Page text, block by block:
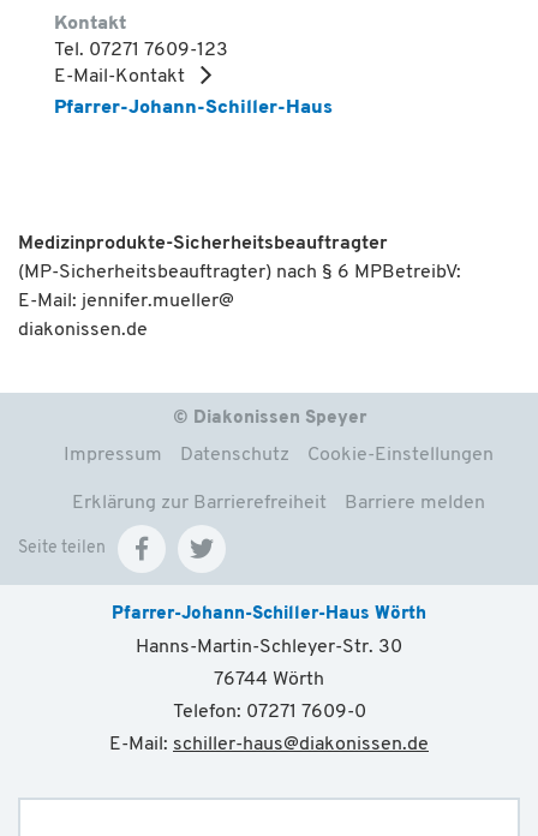
Kontakt
Tel. 07271 7609-123
E-Mail-Kontakt
Pfarrer-Johann-Schiller-Haus
Medizinprodukte-Sicherheitsbeauftragter
(MP-Sicherheitsbeauftragter) nach § 6 MPBetreibV:
E-Mail: jennifer.mueller@
diakonissen.de
© Diakonissen Speyer
Impressum Datenschutz Cookie-Einstellungen
Erklärung zur Barrierefreiheit Barriere melden
Seite teilen
Pfarrer-Johann-Schiller-Haus Wörth
Hanns-Martin-Schleyer-Str. 30
76744 Wörth
Telefon: 07271 7609-0
E-Mail: schiller-haus@diakonissen.de